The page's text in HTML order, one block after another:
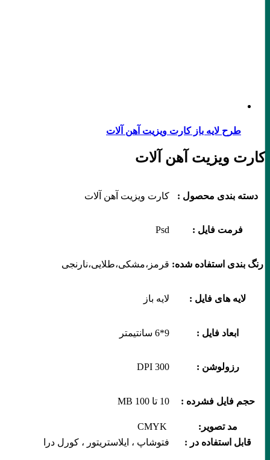
طرح لایه باز کارت ویزیت آهن آلات
کارت ویزیت آهن آلات
دسته بندی محصول : کارت ویزیت آهن آلات
فرمت فایل : Psd
رنگ بندی استفاده شده: قرمز،مشکی،طلایی،نارنجی
لایه های فایل : لایه باز
ابعاد فایل :
رزولوشن : 300 DPI
حجم فایل فشرده : 10 تا 100 MB
مد تصویر:
قابل استفاده در :
فتوشاپ ، ایلاستریتور ، کورل درا